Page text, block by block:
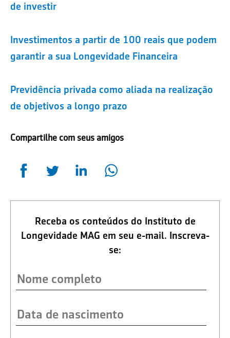
de investir
Investimentos a partir de 100 reais que podem
garantir a sua Longevidade Financeira
Previdência privada como aliada na realização
de objetivos a longo prazo
Compartilhe com seus amigos
Receba os conteúdos do Instituto de
Longevidade MAG em seu e-mail. Inscreva-
se: